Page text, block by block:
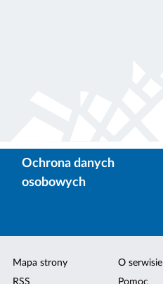
Ochrona danych
osobowych
Mapa strony
RSS
O serwisie
Pomoc